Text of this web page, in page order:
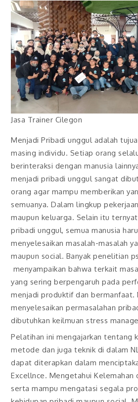
Jasa Trainer Cilegon
Menjadi Pribadi unggul adalah
masing individu. Setiap orang
berinteraksi dengan manusia
menjadi pribadi unggul sangat
orang agar mampu memberikan
semuanya. Dalam lingkup
maupun keluarga. Selain itu
pribadi unggul, semua manusia
menyelesaikan masalah-masalah
maupun social. Banyak penelitian
menyampaikan bahwa terkait
yang sering berpengaruh pada
menjadi produktif dan bermanfaat.
menyelesaikan permasalahan
dibutuhkan keilmuan stress
Pelatihan ini mengajarkan tentang
metode dan juga teknik di dalam
dapat diterapkan dalam
Excellnce. Mengetahui Kelemahan
serta mampu mengatasi segala